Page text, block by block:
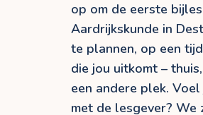
op om de eerste bijles
Aardrijkskunde in
te plannen, op een
die jou uitkomt –
een andere plek.
met de lesgever? We